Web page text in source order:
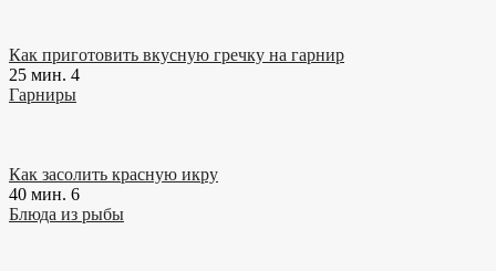
Как приготовить вкусную гречку на гарнир
25 мин. 4
Гарниры
Как засолить красную икру
40 мин. 6
Блюда из рыбы